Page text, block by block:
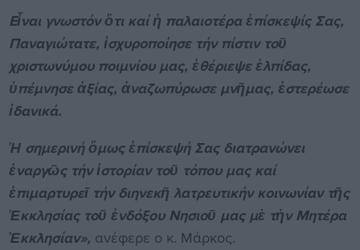
Εἶναι γνωστόν ὅτι καί ἡ παλαιοτέρα ἐπίσκεψίς Σας,
Παναγιώτατε, ἰσχυροποίησε τήν πίστιν τοῦ
χριστωνύμου ποιμνίου μας, ἐθέριεψε ἐλπίδας,
ὑπέμνησε ἀξίας, ἀναζωπύρωσε μνῆμας, ἐστερέωσε
ἰδανικά.
Ἡ σημερινή ὅμως ἐπίσκεψή Σας διατρανώνει
ἐναργῶς τήν ἱστορίαν τοῦ τόπου μας καί
ἐπιμαρτυρεῖ τήν διηνεκῆ λατρευτικήν κοινωνίαν τῆς
Ἐκκλησίας τοῦ ἐνδόξου Νησιοῦ μας μὲ τὴν Μητέρα
Ἐκκλησίαν», ανέφερε ο κ. Μάρκος.